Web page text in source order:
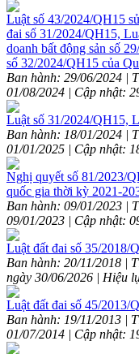
Luật số 43/2024/QH15
đai số 31/2024/QH15,
doanh bất động sản số
số 32/2024/QH15 của
Ban hành: 29/06/2024 |
01/08/2024 | Cập nhật:
Luật số 31/2024/QH15,
Ban hành: 18/01/2024 |
01/01/2025 | Cập nhật:
Nghị quyết số 81/2023/
quốc gia thời kỳ 2021-
Ban hành: 09/01/2023 |
09/01/2023 | Cập nhật:
Luật đất đai số 35/2018/
Ban hành: 20/11/2018 |
ngày 30/06/2026 | Hiệu
Luật đất đai số 45/2013/
Ban hành: 19/11/2013 |
01/07/2014 | Cập nhật: